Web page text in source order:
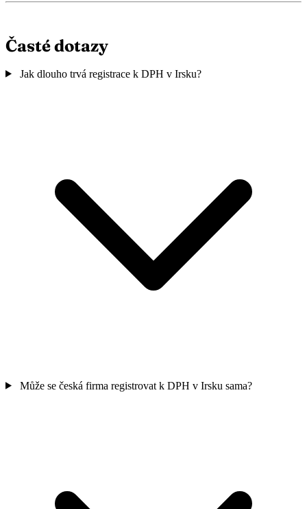
Časté dotazy
Jak dlouho trvá registrace k DPH v Irsku?
Může se česká firma registrovat k DPH v Irsku sama?